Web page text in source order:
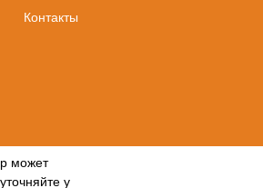
Контакты
может
у